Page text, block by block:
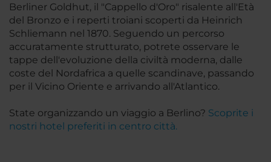
Berliner Goldhut, il "Cappello d'Oro" risalente all'Età
del Bronzo e i reperti troiani scoperti da Heinrich
Schliemann nel 1870. Seguendo un percorso
accuratamente strutturato, potrete osservare le
tappe dell'evoluzione della civiltà moderna, dalle
coste del Nordafrica a quelle scandinave, passando
per il Vicino Oriente e arrivando all'Atlantico.
State organizzando un viaggio a Berlino? Scoprite i
nostri hotel preferiti in centro città.